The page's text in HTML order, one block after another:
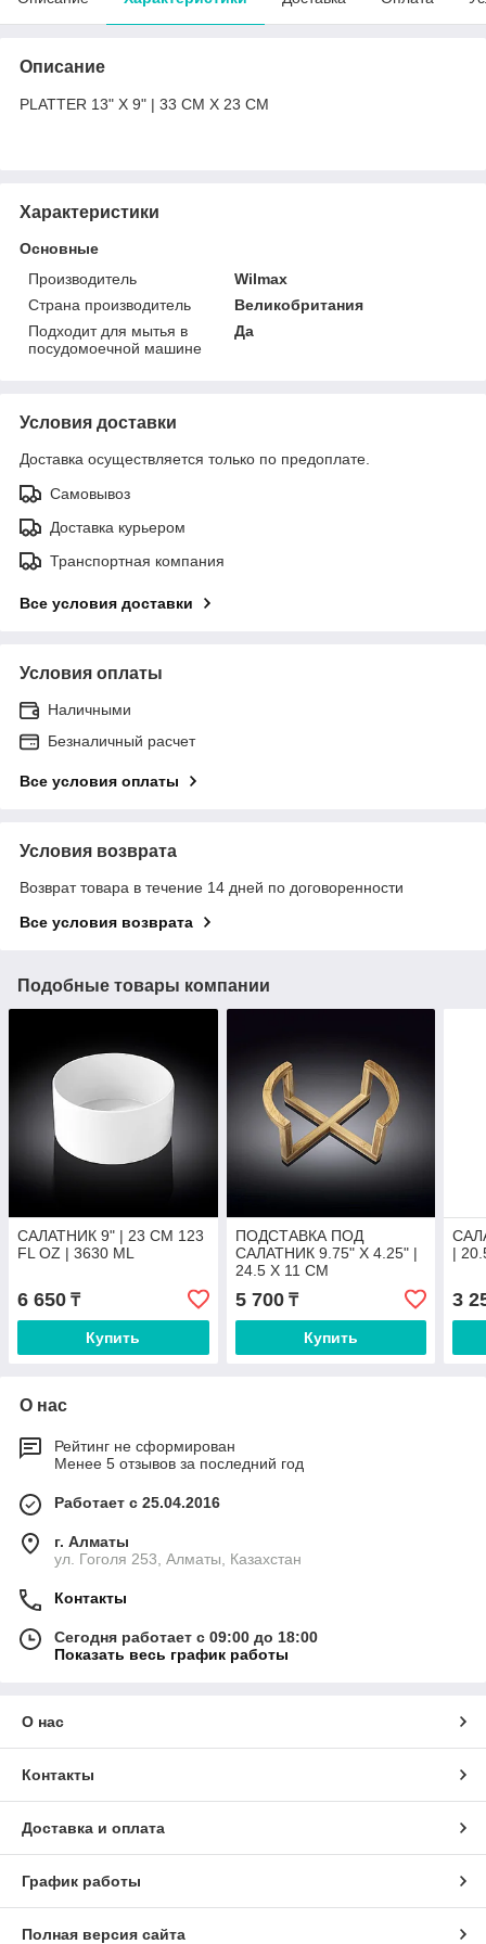
Описание
PLATTER 13" X 9" | 33 CM X 23 CM
Характеристики
Основные
Производитель
Wilmax
Страна производитель
Великобритания
Подходит для мытья в
посудомоечной машине
Да
Условия доставки
Доставка осуществляется только по предоплате.
Самовывоз
Доставка курьером
Транспортная компания
Все условия доставки
Условия оплаты
Наличными
Безналичный расчет
Все условия оплаты
Условия возврата
Возврат товара в течение 14 дней по договоренности
Все условия возврата
Подобные товары компании
САЛАТНИК 9" | 23 CM 123
FL OZ | 3630 ML
6 650 ₸
Купить
ПОДСТАВКА ПОД
САЛАТНИК 9.75" X 4.25" |
24.5 X 11 CM
5 700₸
Купить
|
3
О нас
Рейтинг не сформирован
Менее 5 отзывов за последний год
Работает с 25.04.2016
г. Алматы
ул. Гоголя 253, Алматы, Казахстан
Контакты
Сегодня работает с 09:00 до 18:00
Показать весь график работы
О нас
Контакты
Доставка и оплата
График работы
Полная версия сайта